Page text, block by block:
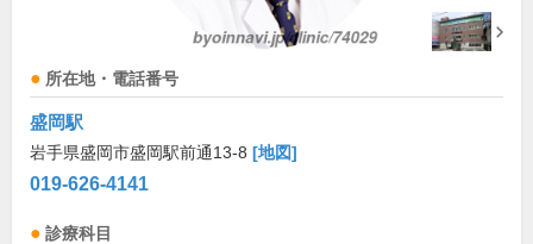
所在地・電話番号
盛岡駅
岩手県盛岡市盛岡駅前通13-8 [地図]
019-626-4141
診療科目